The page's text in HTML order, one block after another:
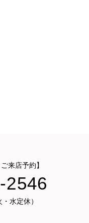
来店予約】
2546
水定休）